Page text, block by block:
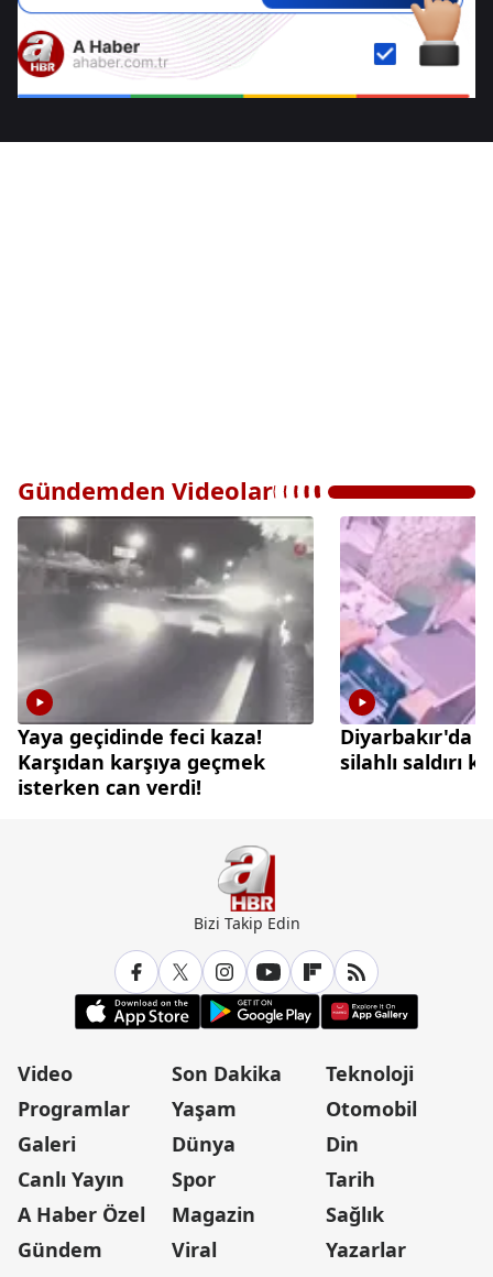
Gündemden Videolar
Yaya geçidinde feci kaza!
Karşıdan karşıya geçmek
isterken can verdi!
Diyarbakır'da
silahlı saldırı
Bizi Takip Edin
Video
Programlar
Galeri
Canlı Yayın
A Haber Özel
Gündem
Son Dakika
Yaşam
Dünya
Spor
Magazin
Viral
Teknoloji
Otomobil
Din
Tarih
Sağlık
Yazarlar